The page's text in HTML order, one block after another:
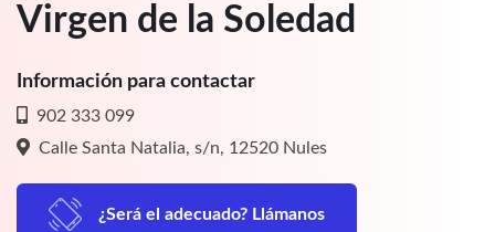
Virgen de la Soledad
Información para contactar
902 333 099
Calle Santa Natalia, s/n, 12520 Nules
¿Será el adecuado? Llámanos